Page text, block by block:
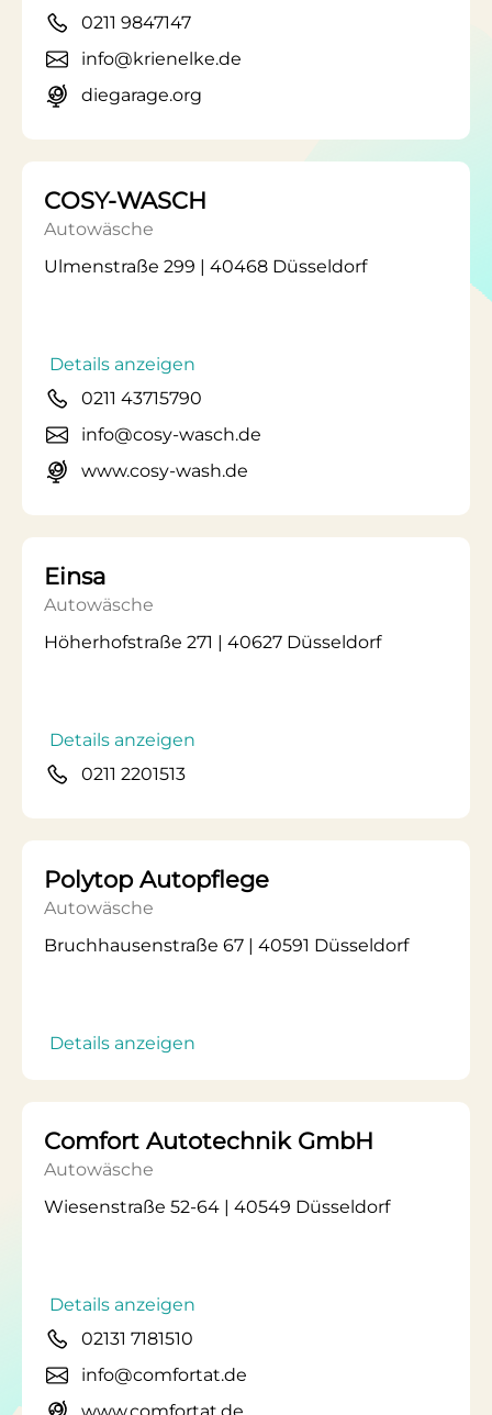
0211 9847147
info@krienelke.de
diegarage.org
COSY-WASCH
Autowäsche
Ulmenstraße 299 | 40468 Düsseldorf
Details anzeigen
0211 43715790
info@cosy-wasch.de
www.cosy-wash.de
Einsa
Autowäsche
Höherhofstraße 271 | 40627 Düsseldorf
Details anzeigen
0211 2201513
Polytop Autopflege
Autowäsche
Bruchhausenstraße 67 | 40591 Düsseldorf
Details anzeigen
Comfort Autotechnik GmbH
Autowäsche
Wiesenstraße 52-64 | 40549 Düsseldorf
Details anzeigen
02131 7181510
info@comfortat.de